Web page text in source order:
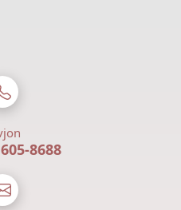
8688